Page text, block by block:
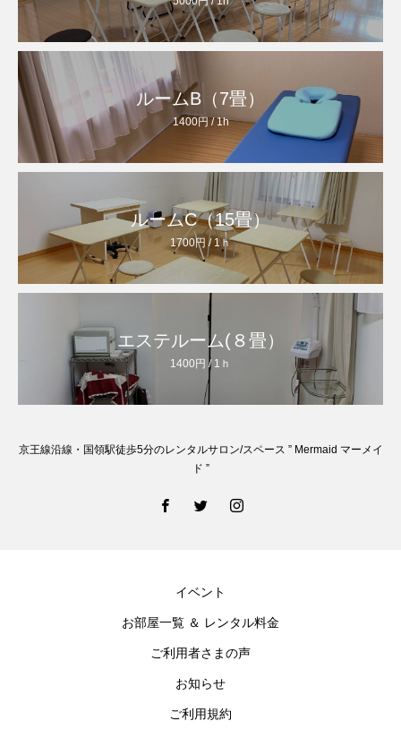
ルームB（7畳）
1400円 / 1h
ルームC（15畳）
1700円 / 1ｈ
エステルーム(８畳）
1400円 / 1ｈ
京王線沿線・国領駅徒歩5分のレンタルサロン/スペース ” Mermaid マーメイ
ド ”
イベント
お部屋一覧 ＆ レンタル料金
ご利用者さまの声
お知らせ
ご利用規約